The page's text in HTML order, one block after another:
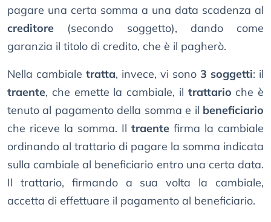
pagare una certa somma a una data scadenza al
creditore (secondo soggetto), dando come
garanzia il titolo di credito, che è il pagherò.
Nella cambiale tratta, invece, vi sono 3 soggetti: il
traente, che emette la cambiale, il trattario che è
tenuto al pagamento della somma e il beneficiario
che riceve la somma. Il traente firma la cambiale
ordinando al trattario di pagare la somma indicata
sulla cambiale al beneficiario entro una certa data.
Il trattario, firmando a sua volta la cambiale,
accetta di effettuare il pagamento al beneficiario.